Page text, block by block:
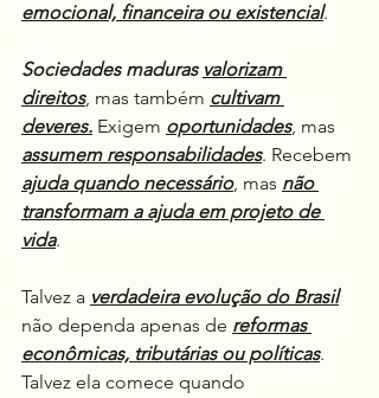
emocional, financeira ou existencial.
Sociedades maduras valorizam
direitos, mas também cultivam
deveres. Exigem oportunidades, mas
assumem responsabilidades. Recebem
ajuda quando necessário, mas não
transformam a ajuda em projeto de
vida.
Talvez a verdadeira evolução do Brasil
não dependa apenas de reformas
econômicas, tributárias ou políticas.
Talvez ela comece quando